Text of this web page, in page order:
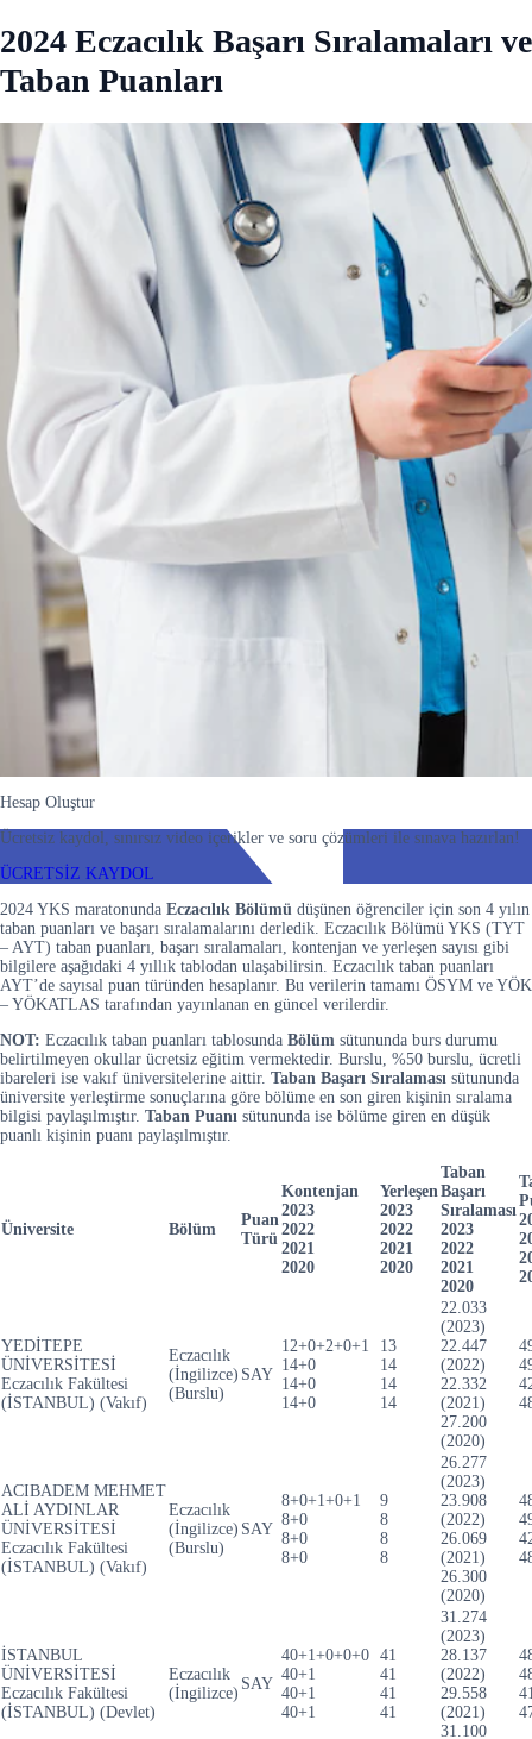
2024 Eczacılık Başarı Sıralamaları ve
Taban Puanları
Hesap Oluştur
Ücretsiz kaydol, sınırsız video içerikler ve soru çözümleri ile sınava hazırlan!
ÜCRETSİZ KAYDOL
2024 YKS maratonunda Eczacılık Bölümü düşünen öğrenciler için son 4 yılın
taban puanları ve başarı sıralamalarını derledik. Eczacılık Bölümü YKS (TYT
– AYT) taban puanları, başarı sıralamaları, kontenjan ve yerleşen sayısı gibi
bilgilere aşağıdaki 4 yıllık tablodan ulaşabilirsin. Eczacılık taban puanları
AYT’de sayısal puan türünden hesaplanır. Bu verilerin tamamı ÖSYM ve YÖK
– YÖKATLAS tarafından yayınlanan en güncel verilerdir.
NOT: Eczacılık taban puanları tablosunda Bölüm sütununda burs durumu
belirtilmeyen okullar ücretsiz eğitim vermektedir. Burslu, %50 burslu, ücretli
ibareleri ise vakıf üniversitelerine aittir. Taban Başarı Sıralaması sütununda
üniversite yerleştirme sonuçlarına göre bölüme en son giren kişinin sıralama
bilgisi paylaşılmıştır. Taban Puanı sütununda ise bölüme giren en düşük
puanlı kişinin puanı paylaşılmıştır.
Üniversite Bölüm
Puan
Türü
Kontenjan
2023
2022
2021
2020
Yerleşen
2023
2022
2021
2020
Taban
Başarı
Sıralaması
2023
2022
2021
2020
YEDİTEPE
ÜNİVERSİTESİ
Eczacılık Fakültesi
(İSTANBUL) (Vakıf)
Eczacılık
(İngilizce)
(Burslu)
SAY
12+0+2+0+1
14+0
14+0
14+0
13
14
14
14
22.033
(2023)
22.447
(2022)
22.332
(2021)
27.200
(2020)
ACIBADEM MEHMET
ALİ AYDINLAR
ÜNİVERSİTESİ
Eczacılık Fakültesi
(İSTANBUL) (Vakıf)
Eczacılık
(İngilizce)
(Burslu)
SAY
8+0+1+0+1
8+0
8+0
8+0
9
8
8
8
26.277
(2023)
23.908
(2022)
26.069
(2021)
26.300
(2020)
İSTANBUL
ÜNİVERSİTESİ
Eczacılık Fakültesi
(İSTANBUL) (Devlet)
Eczacılık
(İngilizce)
SAY
40+1+0+0+0
40+1
40+1
40+1
41
41
41
41
31.274
(2023)
28.137
(2022)
29.558
(2021)
31.100